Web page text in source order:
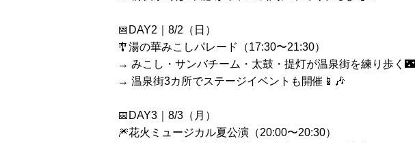
📅DAY2｜8/2（日）
🎐湯の華みこしパレード（17:30〜21:30）
→ みこし・サンバチーム・太鼓・提灯が温泉街を練り歩く🌃
→ 温泉街3カ所でステージイベントも開催📱🎶
📅DAY3｜8/3（月）
🎆花火ミュージカル夏公演（20:00〜20:30）